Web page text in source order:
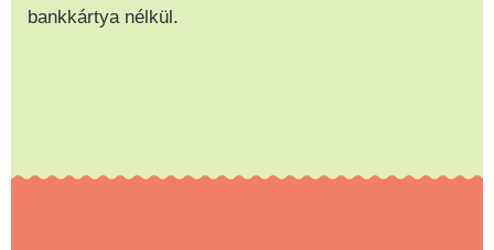
bankkártya nélkül.